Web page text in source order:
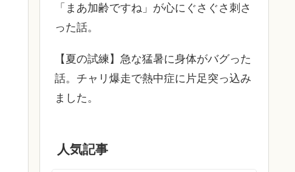
「まあ加齢ですね」が心にぐさぐさ刺さ
った話。
【夏の試練】急な猛暑に身体がバグった
話。チャリ爆走で熱中症に片足突っ込み
ました。
人気記事